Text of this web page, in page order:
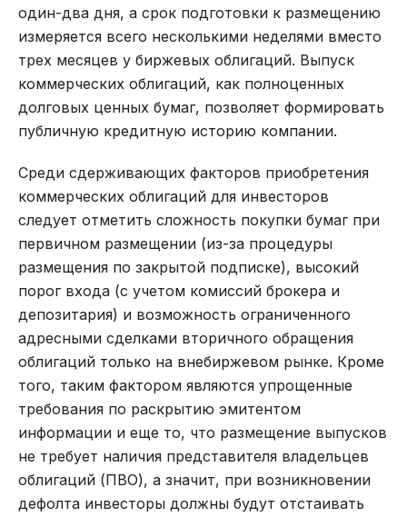
один-два дня, а срок подготовки к размещению
измеряется всего несколькими неделями вместо
трех месяцев у биржевых облигаций. Выпуск
коммерческих облигаций, как полноценных
долговых ценных бумаг, позволяет формировать
публичную кредитную историю компании.
Среди сдерживающих факторов приобретения
коммерческих облигаций для инвесторов
следует отметить сложность покупки бумаг при
первичном размещении (из-за процедуры
размещения по закрытой подписке), высокий
порог входа (с учетом комиссий брокера и
депозитария) и возможность ограниченного
адресными сделками вторичного обращения
облигаций только на внебиржевом рынке. Кроме
того, таким фактором являются упрощенные
требования по раскрытию эмитентом
информации и еще то, что размещение выпусков
не требует наличия представителя владельцев
облигаций (ПВО), а значит, при возникновении
дефолта инвесторы должны будут отстаивать